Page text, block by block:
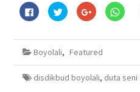
Klik
untuk
membagikan
Facebook(Membuka
jendela
yang
baru)
Klik
untuk
berbagi
Twitter(Membuka
jendela
baru)
Klik
untuk
berbagi
Google+
di
yang
baru)
Klik
untuk
baru)
Boyolali, Featured
disdikbud boyolali, duta seni